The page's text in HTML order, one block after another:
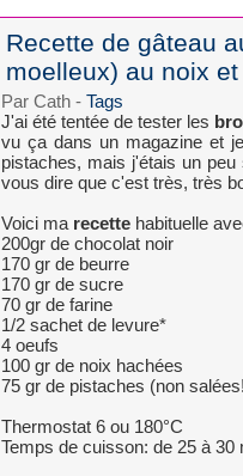
Recette de gâteau
moelleux) au noix
Par Cath - Tags
J'ai été tentée de tester les
vu ça dans un magazine et
pistaches, mais j'étais un
vous dire que c'est très, très
Voici ma recette habituelle
200gr de chocolat noir
170 gr de beurre
170 gr de sucre
70 gr de farine
1/2 sachet de levure*
4 oeufs
100 gr de noix hachées
75 gr de pistaches (non
Thermostat 6 ou 180°C
Temps de cuisson: de 25 à 30